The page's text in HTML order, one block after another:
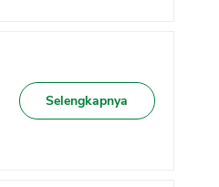
Selengkapnya